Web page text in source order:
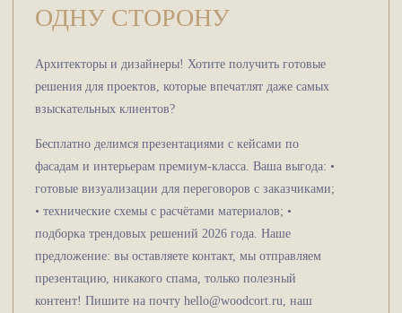
ОДНУ СТОРОНУ
Архитекторы и дизайнеры! Хотите получить готовые
решения для проектов, которые впечатлят даже самых
взыскательных клиентов?
Бесплатно делимся презентациями с кейсами по
фасадам и интерьерам премиум-класса. Ваша выгода: •
готовые визуализации для переговоров с заказчиками;
• технические схемы с расчётами материалов; •
подборка трендовых решений 2026 года. Наше
предложение: вы оставляете контакт, мы отправляем
презентацию, никакого спама, только полезный
контент! Пишите на почту hello@woodcort.ru, наш